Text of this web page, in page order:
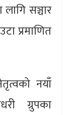
सञ्चार
प्रमाणित
नयाँ
ग्रुपका